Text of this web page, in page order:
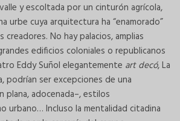
y escoltada por un cinturón agrícola,
urbe cuya arquitectura ha “enamorado”
creadores. No hay palacios, amplias
edificios coloniales o republicanos
Eddy Suñol elegantemente art decó, La
podrían ser excepciones de una
plana, adocenada–, estilos
urbano… Incluso la mentalidad citadina